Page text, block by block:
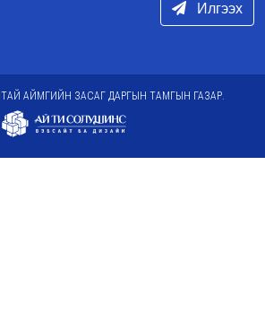
Илгээх
АЙМГИЙН ЗАСАГ ДАРГЫН ТАМГЫН ГАЗАР.